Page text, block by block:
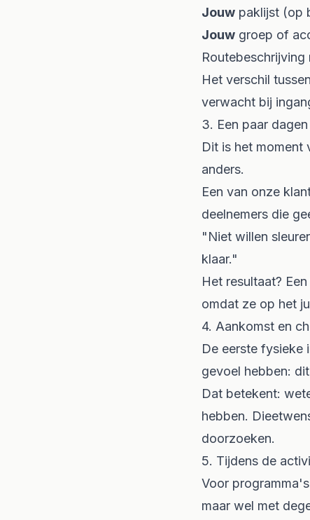
Jouw paklijst (op
Jouw groep of
Het verschil
verwacht bij
3. Een paar
Dit is het moment
anders.
Een van onze
deelnemers die
"Niet willen
klaar."
Het resultaat?
omdat ze op het
4. Aankomst en
De eerste fysieke
gevoel hebben:
Dat betekent:
hebben.
doorzoeken.
5. Tijdens de
Voor
maar wel met